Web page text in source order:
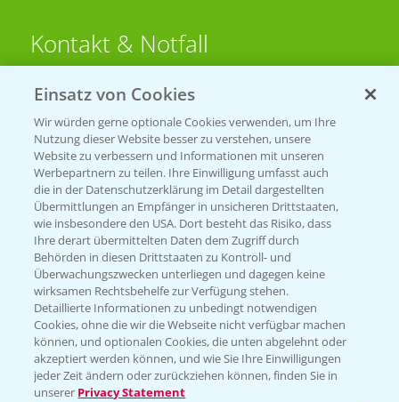
Kontakt & Notfall
Beratung auf WhatsApp
T.+49 (0)174 346 564 1
KONTAKT
Hilfe in Notfällen
T.+49 (0)214/30-20220
Folgen Sie uns
Einsatz von Cookies
Wir würden gerne optionale Cookies verwenden, um Ihre
Nutzung dieser Website besser zu verstehen, unsere
Website zu verbessern und Informationen mit unseren
Werbepartnern zu teilen. Ihre Einwilligung umfasst auch
die in der Datenschutzerklärung im Detail dargestellten
Übermittlungen an Empfänger in unsicheren Drittstaaten,
wie insbesondere den USA. Dort besteht das Risiko, dass
Ihre derart übermittelten Daten dem Zugriff durch
Behörden in diesen Drittstaaten zu Kontroll- und
Überwachungszwecken unterliegen und dagegen keine
wirksamen Rechtsbehelfe zur Verfügung stehen.
Detaillierte Informationen zu unbedingt notwendigen
Cookies, ohne die wir die Webseite nicht verfügbar machen
können, und optionalen Cookies, die unten abgelehnt oder
akzeptiert werden können, und wie Sie Ihre Einwilligungen
jeder Zeit ändern oder zurückziehen können, finden Sie in
unserer Privacy Statement